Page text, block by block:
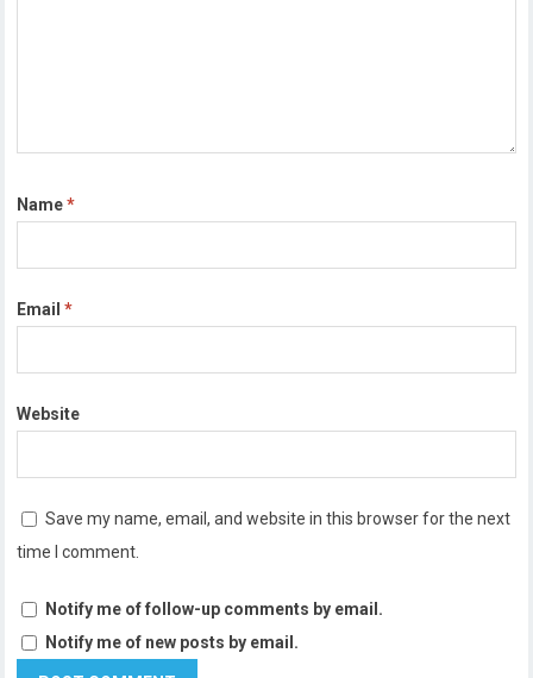
Name*
Email*
Website
Save my name, email, and website in this browser for the next
time I comment.
Notify me of follow-up comments by email.
Notify me of new posts by email.